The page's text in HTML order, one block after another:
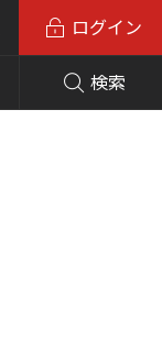
検索
ログイン